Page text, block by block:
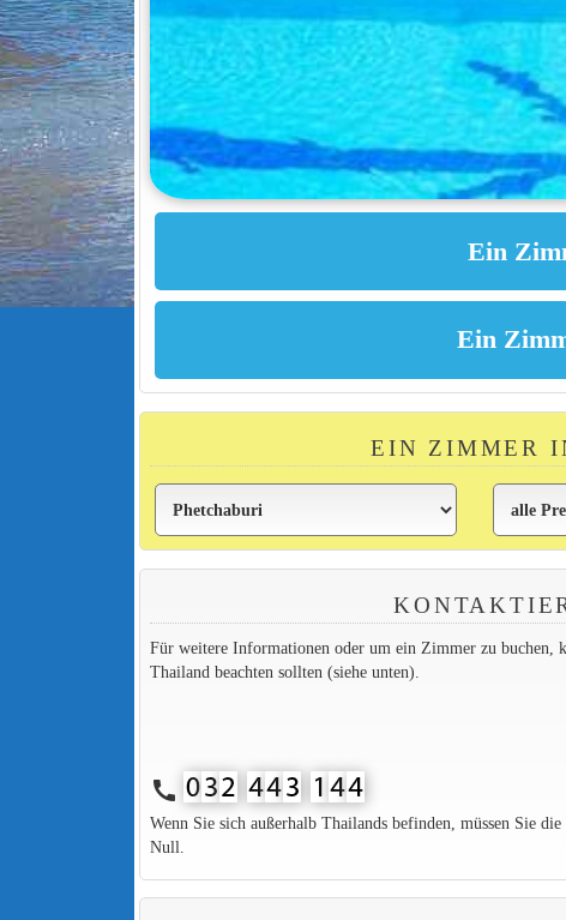
EIN ZIMMER
Für weitere Informationen oder um ein Zimmer zu buchen,
Thailand beachten sollten (siehe unten).
call
Wenn Sie sich außerhalb Thailands befinden, müssen Sie
Null.